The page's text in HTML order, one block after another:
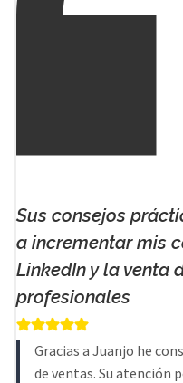
Sus consejos
a incrementar mis
LinkedIn y la venta
profesionales
Gracias a Juanjo he
de ventas. Su atención